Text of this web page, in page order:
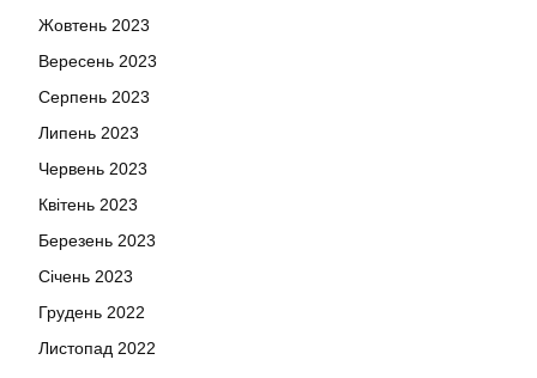
Жовтень 2023
Вересень 2023
Серпень 2023
Липень 2023
Червень 2023
Квітень 2023
Березень 2023
Січень 2023
Грудень 2022
Листопад 2022